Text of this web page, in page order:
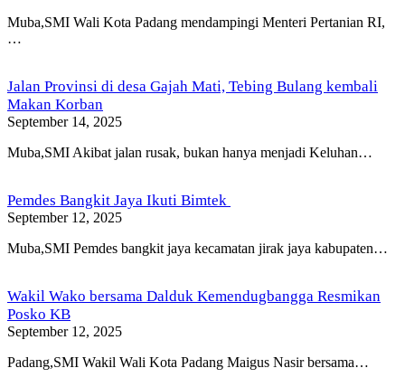
Muba,SMI Wali Kota Padang mendampingi Menteri Pertanian RI,
…
Jalan Provinsi di desa Gajah Mati, Tebing Bulang kembali
Makan Korban
September 14, 2025
Muba,SMI Akibat jalan rusak, bukan hanya menjadi Keluhan…
Pemdes Bangkit Jaya Ikuti Bimtek
September 12, 2025
Muba,SMI Pemdes bangkit jaya kecamatan jirak jaya kabupaten…
Wakil Wako bersama Dalduk Kemendugbangga Resmikan
Posko KB
September 12, 2025
Padang,SMI Wakil Wali Kota Padang Maigus Nasir bersama…